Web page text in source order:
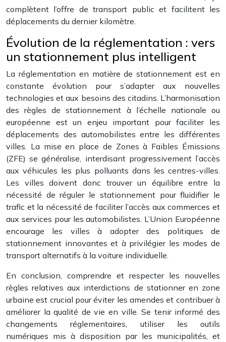
complètent l’offre de transport public et facilitent les
déplacements du dernier kilomètre.
Évolution de la réglementation : vers
un stationnement plus intelligent
La réglementation en matière de stationnement est en
constante évolution pour s’adapter aux nouvelles
technologies et aux besoins des citadins. L’harmonisation
des règles de stationnement à l’échelle nationale ou
européenne est un enjeu important pour faciliter les
déplacements des automobilistes entre les différentes
villes. La mise en place de Zones à Faibles Émissions
(ZFE) se généralise, interdisant progressivement l’accès
aux véhicules les plus polluants dans les centres-villes.
Les villes doivent donc trouver un équilibre entre la
nécessité de réguler le stationnement pour fluidifier le
trafic et la nécessité de faciliter l’accès aux commerces et
aux services pour les automobilistes. L’Union Européenne
encourage les villes à adopter des politiques de
stationnement innovantes et à privilégier les modes de
transport alternatifs à la voiture individuelle.
En conclusion, comprendre et respecter les nouvelles
règles relatives aux interdictions de stationner en zone
urbaine est crucial pour éviter les amendes et contribuer à
améliorer la qualité de vie en ville. Se tenir informé des
changements réglementaires, utiliser les outils
numériques mis à disposition par les municipalités, et